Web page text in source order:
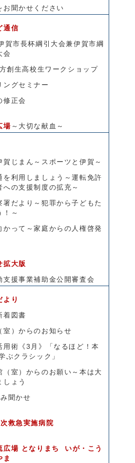
お聞かせください
通信
賀市長杯綱引大会兼伊賀市綱
会
創生高校生ワークショップ
ングセミナー
修正会
場 ～大切な献血～
賀じまん～スポーツと伊賀～
を利用しましょう～運転免許
への支援制度の拡充～
署だより～犯罪から子どもた
！～
かって～家庭からの人権啓発
大版
支援事業補助金公開審査会
り
着図書
室）からのお知らせ
術《3月》「なるほど！本
ぶクラシック」
室）からのお願い～本は大
しょう
聞かせ
救急実施病院
場 となりまち いが・こう
ま